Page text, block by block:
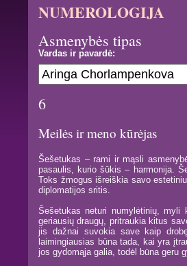
NUMEROLOGIJA
Asmenybės tipas
Vardas ir pavardė:
6
Meilės ir meno kūrėjas
Šešetukas – rami ir mąsli
pasaulis, kurio šūkis – harmonija.
Toks žmogus išreiškia savo
diplomatijos sritis.
Šešetukas neturi numylėtinių,
geriausių draugų, pritraukia kitus
jis dažnai suvokia save kaip
laimingiausias būna tada, kai yra
jos gydomąja galia, todėl būna geru